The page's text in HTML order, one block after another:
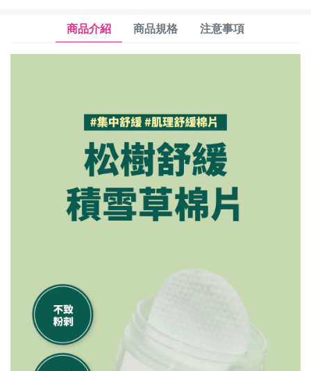
商品介紹 商品規格 注意事項